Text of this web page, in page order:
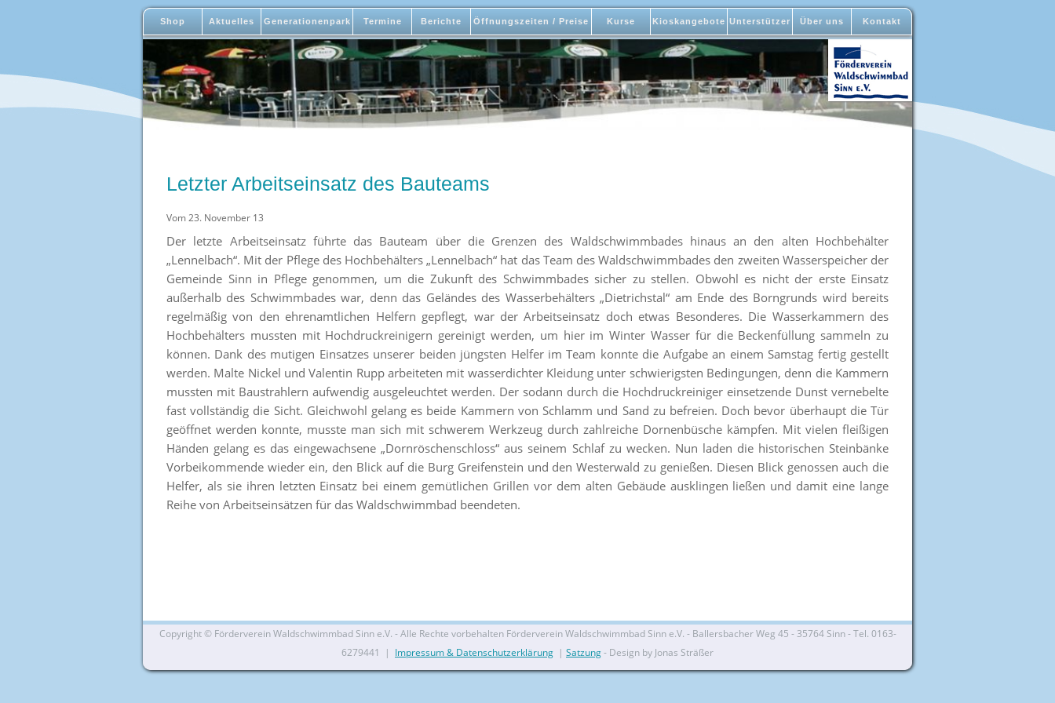
Shop Aktuelles Generationenpark Termine Berichte Öffnungszeiten / Preise Kurse Kioskangebote Unterstützer Über uns Kontakt
Letzter Arbeitseinsatz des Bauteams
Vom 23. November 13
Der letzte Arbeitseinsatz führte das Bauteam über die Grenzen des Waldschwimmbades hinaus an den alten Hochbehälter
„Lennelbach“. Mit der Pflege des Hochbehälters „Lennelbach“ hat das Team des Waldschwimmbades den zweiten Wasserspeicher der
Gemeinde Sinn in Pflege genommen, um die Zukunft des Schwimmbades sicher zu stellen. Obwohl es nicht der erste Einsatz
außerhalb des Schwimmbades war, denn das Geländes des Wasserbehälters „Dietrichstal“ am Ende des Borngrunds wird bereits
regelmäßig von den ehrenamtlichen Helfern gepflegt, war der Arbeitseinsatz doch etwas Besonderes. Die Wasserkammern des
Hochbehälters mussten mit Hochdruckreinigern gereinigt werden, um hier im Winter Wasser für die Beckenfüllung sammeln zu
können. Dank des mutigen Einsatzes unserer beiden jüngsten Helfer im Team konnte die Aufgabe an einem Samstag fertig gestellt
werden. Malte Nickel und Valentin Rupp arbeiteten mit wasserdichter Kleidung unter schwierigsten Bedingungen, denn die Kammern
mussten mit Baustrahlern aufwendig ausgeleuchtet werden. Der sodann durch die Hochdruckreiniger einsetzende Dunst vernebelte
fast vollständig die Sicht. Gleichwohl gelang es beide Kammern von Schlamm und Sand zu befreien. Doch bevor überhaupt die Tür
geöffnet werden konnte, musste man sich mit schwerem Werkzeug durch zahlreiche Dornenbüsche kämpfen. Mit vielen fleißigen
Händen gelang es das eingewachsene „Dornröschenschloss“ aus seinem Schlaf zu wecken. Nun laden die historischen Steinbänke
Vorbeikommende wieder ein, den Blick auf die Burg Greifenstein und den Westerwald zu genießen. Diesen Blick genossen auch die
Helfer, als sie ihren letzten Einsatz bei einem gemütlichen Grillen vor dem alten Gebäude ausklingen ließen und damit eine lange
Reihe von Arbeitseinsätzen für das Waldschwimmbad beendeten.
Copyright © Förderverein Waldschwimmbad Sinn e.V. - Alle Rechte vorbehalten Förderverein Waldschwimmbad Sinn e.V. - Ballersbacher Weg 45 - 35764 Sinn - Tel. 0163-
6279441 | Impressum & Datenschutzerklärung | Satzung- Design by Jonas Sträßer